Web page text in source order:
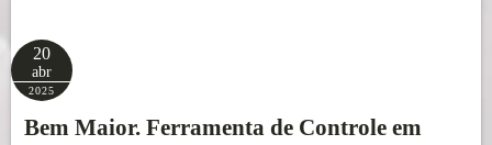
20
abr
2025
Bem Maior. Ferramenta de Controle em